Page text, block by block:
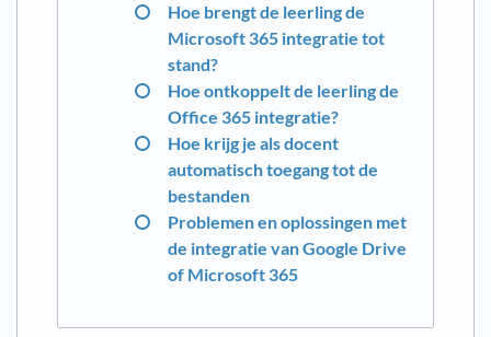
Hoe brengt de leerling de
Microsoft 365 integratie tot
stand?
Hoe ontkoppelt de leerling de
Office 365 integratie?
Hoe krijg je als docent
automatisch toegang tot de
bestanden
Problemen en oplossingen met
de integratie van Google Drive
of Microsoft 365